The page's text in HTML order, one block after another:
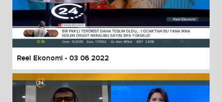
Reel Ekonomi - 03 06 2022